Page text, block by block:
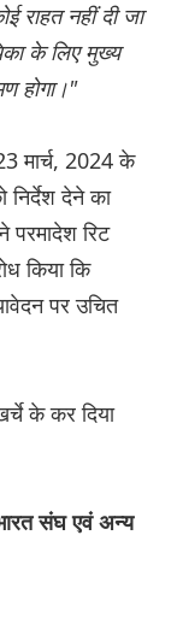
राहत नहीं दी जा
के लिए मुख्य
होगा।"
मार्च, 2024 के
देने का
रिट
किया कि
पर उचित
के कर दिया
संघ एवं अन्य